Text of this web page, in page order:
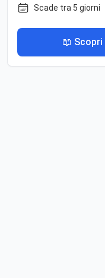
Scade tra 5 giorni
📖